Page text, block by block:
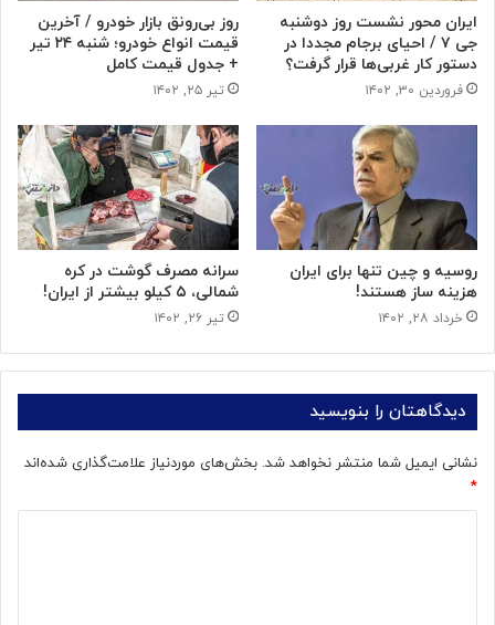
ایران محور نشست روز دوشنبه
جی ۷ / احیای برجام مجددا در
دستور کار غربی‌ها قرار گرفت؟
فروردین ۳۰, ۱۴۰۲
روز بی‌رونق بازار خودرو / آخرین
قیمت انواع خودرو؛ شنبه ۲۴ تیر
+ جدول قیمت کامل
تیر ۲۵, ۱۴۰۲
روسیه و چین تنها برای ایران
هزینه ساز هستند!
خرداد ۲۸, ۱۴۰۲
سرانه مصرف گوشت در کره
شمالی، ۵ کیلو بیشتر از ایران!
تیر ۲۶, ۱۴۰۲
دیدگاهتان را بنویسید
نشانی ایمیل شما منتشر نخواهد شد. بخش‌های موردنیاز علامت‌گذاری شده‌اند
*